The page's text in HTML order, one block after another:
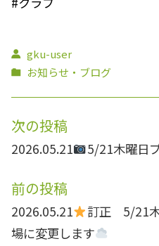
gku-user
お知らせ・ブログ
次の投稿
2026.05.21 5/21木曜日
前の投稿
2026.05.21
訂正 5/21木
場に変更します